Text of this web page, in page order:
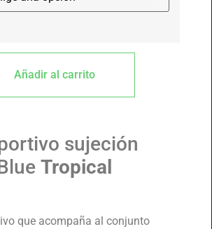
Añadir al carrito
sujeción
Tropical
que acompaña al conjunto